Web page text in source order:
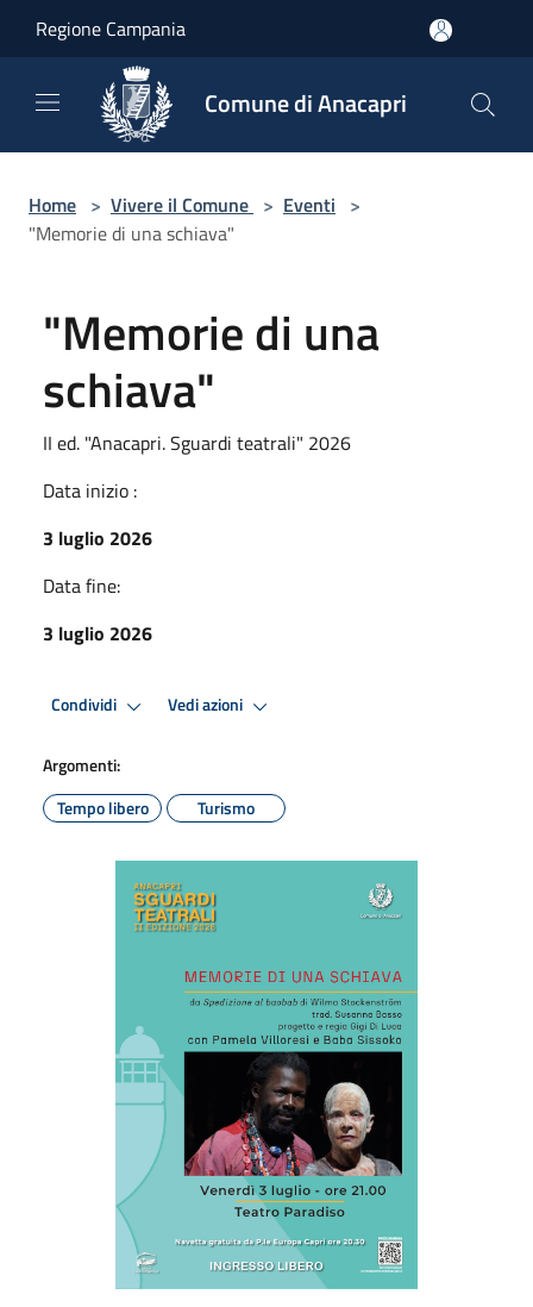
Regione Campania
Comune di Anacapri
Home > Vivere il Comune > Eventi >
"Memorie di una schiava"
"Memorie di una
schiava"
II ed. "Anacapri. Sguardi teatrali" 2026
Data inizio :
3 luglio 2026
Data fine:
3 luglio 2026
Condividi Vedi azioni
Argomenti:
Tempo libero
Turismo